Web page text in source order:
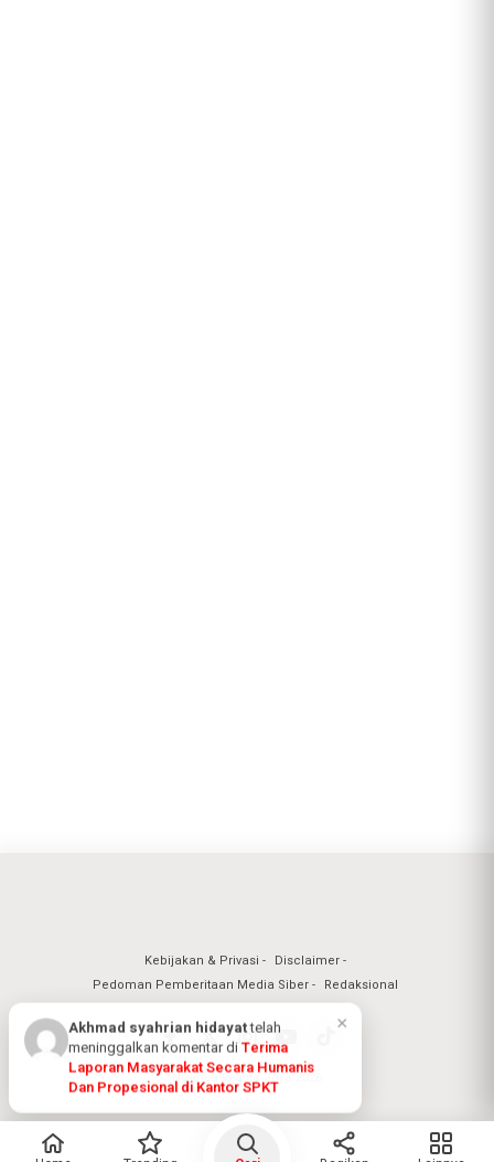
Kebijakan & Privasi
Disclaimer
Pedoman Pemberitaan Media Siber
Redaksional
Nuansa Realita Jaya 2026